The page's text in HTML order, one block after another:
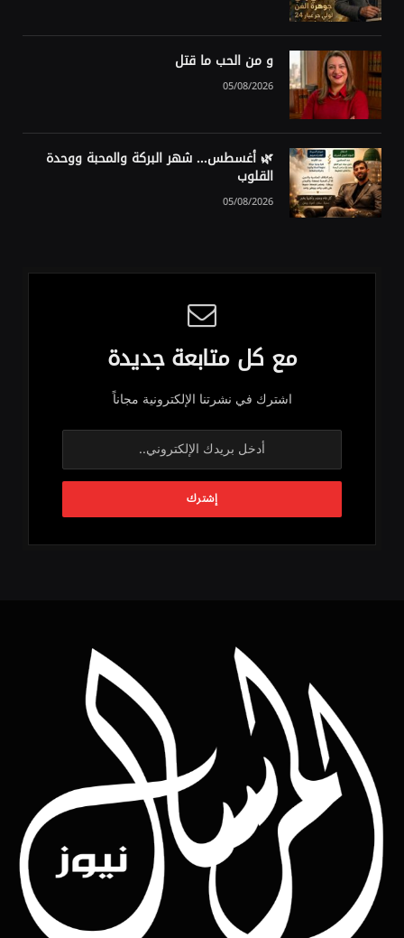
و من الحب ما قتل
05/08/2026
🌿 أغسطس… شهر البركة والمحبة ووحدة
القلوب
05/08/2026
مع كل متابعة جديدة
اشترك في نشرتنا الإلكترونية مجاناً